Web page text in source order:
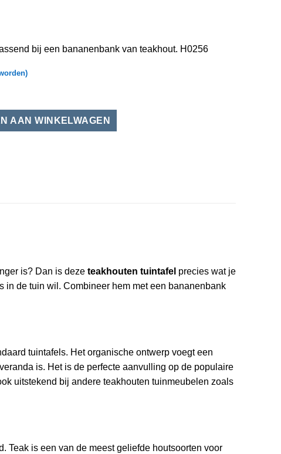
bij een bananenbank van teakhout. H0256
lengte 90 cm aantal
is? Dan is deze teakhouten tuintafel precies wat je
de tuin wil. Combineer hem met een bananenbank
tuintafels. Het organische ontwerp voegt een
is. Het is de perfecte aanvulling op de populaire
uitstekend bij andere teakhouten tuinmeubelen zoals
Teak is een van de meest geliefde houtsoorten voor